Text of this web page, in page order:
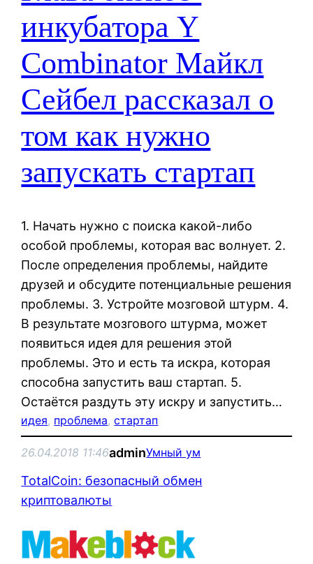
инкубатора Y
Combinator Майкл
Сейбел рассказал о
том как нужно
запускать стартап
1. Начать нужно с поиска какой-либо
особой проблемы, которая вас волнует. 2.
После определения проблемы, найдите
друзей и обсудите потенциальные решения
проблемы. 3. Устройте мозговой штурм. 4.
В результате мозгового штурма, может
появиться идея для решения этой
проблемы. Это и есть та искра, которая
способна запустить ваш стартап. 5.
Остаётся раздуть эту искру и запустить…
идея, проблема, стартап
26.04.2018 11:46adminУмный ум
TotalCoin: безопасный обмен
криптовалюты